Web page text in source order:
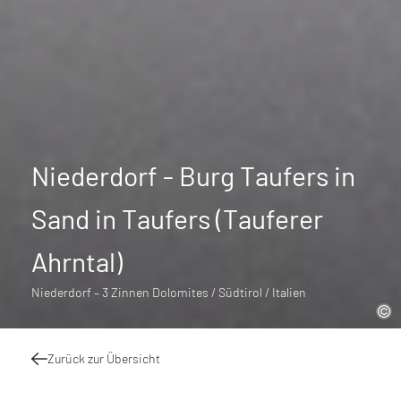
Niederdorf - Burg Taufers in
Sand in Taufers (Tauferer
Ahrntal)
Niederdorf – 3 Zinnen Dolomites / Südtirol / Italien
Zurück zur Übersicht